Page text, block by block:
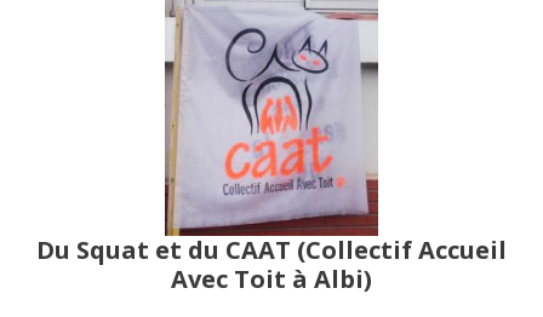
Du Squat et du CAAT (Collectif Accueil
Avec Toit à Albi)